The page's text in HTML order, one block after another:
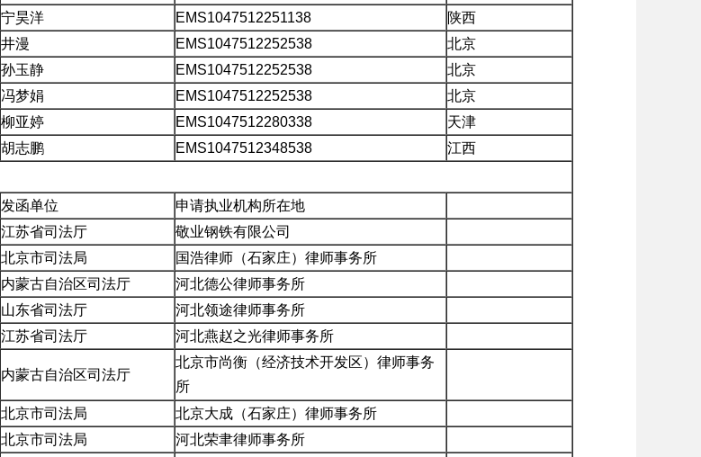
宁昊洋 EMS1047512251138
陕西
井漫 EMS1047512252538
北京
孙玉静 EMS1047512252538
北京
冯梦娟 EMS1047512252538
北京
柳亚婷 EMS1047512280338
天津
胡志鹏 EMS1047512348538
江西
发函单位
申请执业机构所在地
江苏省司法厅
敬业钢铁有限公司
北京市司法局
国浩律师（石家庄）律师事务所
内蒙古自治区司法厅
河北德公律师事务所
山东省司法厅
河北领途律师事务所
江苏省司法厅 河北燕赵之光律师事务所
内蒙古自治区司法厅
北京市尚衡（经济技术开发区）律师事务
所
北京市司法局
北京大成（石家庄）律师事务所
北京市司法局
河北荣聿律师事务所